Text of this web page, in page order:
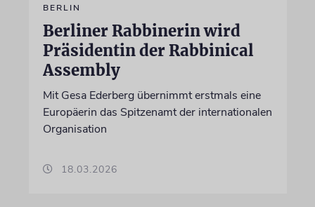
BERLIN
Berliner Rabbinerin wird
Präsidentin der Rabbinical
Assembly
Mit Gesa Ederberg übernimmt erstmals eine
Europäerin das Spitzenamt der internationalen
Organisation
18.03.2026